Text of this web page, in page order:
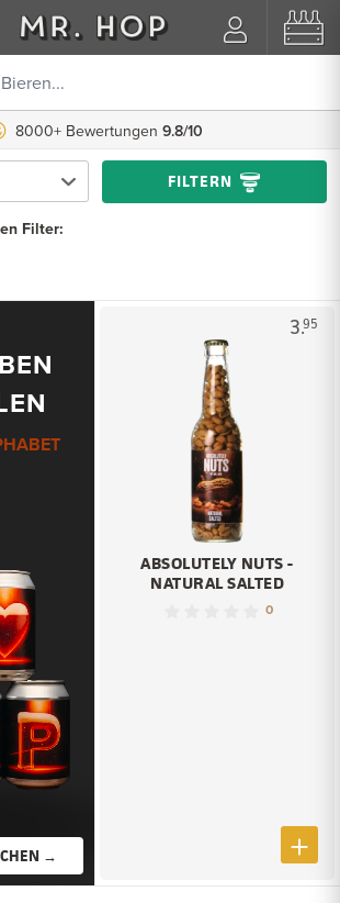
8000+ Bewertungen 9.8/10
FILTERN
Filter:
→
3.95
ABSOLUTELY NUTS -
NATURAL SALTED
0